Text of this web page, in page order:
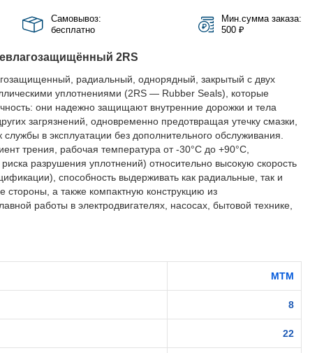
Самовывоз:
бесплатно
Мин.сумма заказа:
500 ₽
2RS
радиальный, однорядный, закрытый с двух
уплотнениями (2RS — Rubber Seals), которые
они надежно защищают внутренние дорожки и тела
загрязнений, одновременно предотвращая утечку смазки,
службы в эксплуатации без дополнительного обслуживания.
трения, рабочая температура от -30°C до +90°C,
разрушения уплотнений) относительно высокую скорость
способность выдерживать как радиальные, так и
стороны, а также компактную конструкцию из
работы в электродвигателях, насосах, бытовой технике,
MTM
8
22